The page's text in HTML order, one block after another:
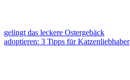
gelingt das leckere Ostergebäck
adoptieren: 3 Tipps für Katzenliebhaber